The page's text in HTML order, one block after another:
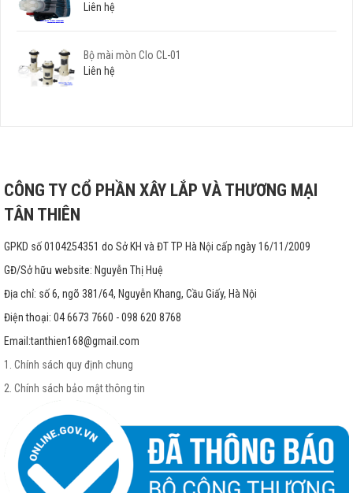
Liên hệ
Bộ mài mòn Clo CL-01
Liên hệ
CÔNG TY CỔ PHẦN XÂY LẮP VÀ THƯƠNG MẠI
TÂN THIÊN
GPKD số 0104254351 do Sở KH và ĐT TP Hà Nội cấp ngày 16/11/2009
GĐ/Sở hữu website: Nguyễn Thị Huệ
Địa chỉ: số 6, ngõ 381/64, Nguyễn Khang, Cầu Giấy, Hà Nội
Điện thoại: 04 6673 7660 - 098 620 8768
Email:tanthien168@gmail.com
1. Chính sách quy định chung
2. Chính sách bảo mật thông tin